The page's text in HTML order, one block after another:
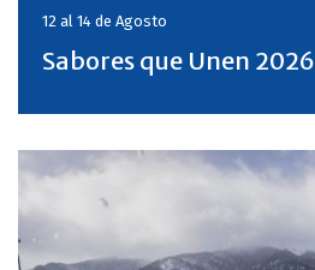
12 al 14 de Agosto
Sabores que Unen 2026